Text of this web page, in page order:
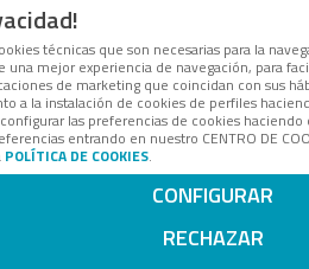
técnicas que son necesarias para la
una mejor experiencia de navegación, para
de marketing que coincidan con sus
a la instalación de cookies de perfiles
las preferencias de cookies haciendo
entrando en nuestro CENTRO DE
POLÍTICA DE COOKIES.
CONFIGURAR
RECHAZAR